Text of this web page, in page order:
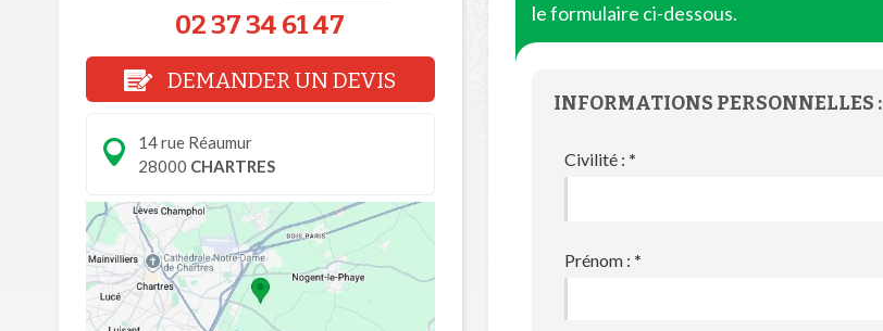
02 37 34 61 47
DEMANDER UN DEVIS
14 rue Réaumur
28000 CHARTRES
le formulaire ci-dessous.
INFORMATIONS PERSONNELLES :
Civilité : *
Prénom : *